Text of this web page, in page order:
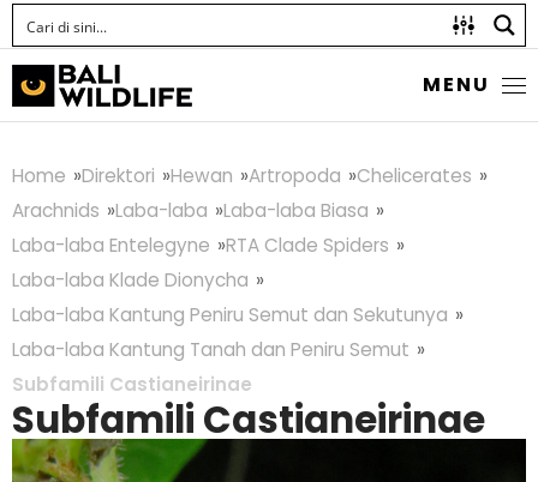
MENU
Home Direktori Hewan Artropoda
Chelicerates
Arachnids
Laba-laba
Laba-laba Biasa
Laba-laba Entelegyne
RTA Clade Spiders
Laba-laba Klade Dionycha
Laba-laba Kantung Peniru Semut dan Sekutunya
Laba-laba Kantung Tanah dan Peniru Semut
Subfamili Castianeirinae
Subfamili Castianeirinae